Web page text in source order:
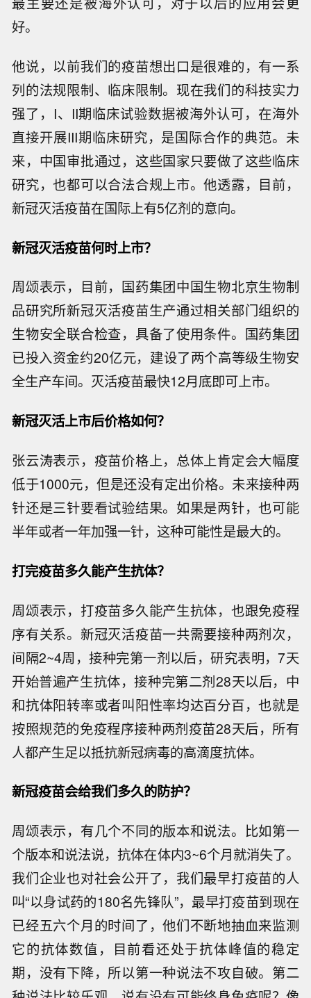
好。
他说，以前我们的疫苗想出口是很难的，有一系
列的法规限制、临床限制。现在我们的科技实力
强了，I、II期临床试验数据被海外认可，在海外
直接开展III期临床研究，是国际合作的典范。未
来，中国审批通过，这些国家只要做了这些临床
研究，也都可以合法合规上市。他透露，目前，
新冠灭活疫苗在国际上有5亿剂的意向。
新冠灭活疫苗何时上市？
周颂表示，目前，国药集团中国生物北京生物制
品研究所新冠灭活疫苗生产通过相关部门组织的
生物安全联合检查，具备了使用条件。国药集团
已投入资金约20亿元，建设了两个高等级生物安
全生产车间。灭活疫苗最快12月底即可上市。
新冠灭活上市后价格如何？
张云涛表示，疫苗价格上，总体上肯定会大幅度
低于1000元，但是还没有定出价格。未来接种两
针还是三针要看试验结果。如果是两针，也可能
半年或者一年加强一针，这种可能性是最大的。
打完疫苗多久能产生抗体？
周颂表示，打疫苗多久能产生抗体，也跟免疫程
序有关系。新冠灭活疫苗一共需要接种两剂次，
间隔2~4周，接种完第一剂以后，研究表明，7天
开始普遍产生抗体，接种完第二剂28天以后，中
和抗体阳转率或者叫阳性率均达百分百，也就是
按照规范的免疫程序接种两剂疫苗28天后，所有
人都产生足以抵抗新冠病毒的高滴度抗体。
新冠疫苗会给我们多久的防护？
周颂表示，有几个不同的版本和说法。比如第一
个版本和说法说，抗体在体内3~6个月就消失了。
我们企业也对社会公开了，我们最早打疫苗的人
叫“以身试药的180名先锋队”，最早打疫苗到现在
已经五六个月的时间了，他们不断地抽血来监测
它的抗体数值，目前看还处于抗体峰值的稳定
期，没有下降，所以第一种说法不攻自破。第二